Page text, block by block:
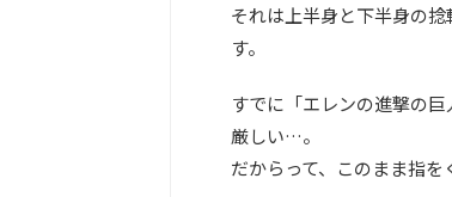
それは上半身と下半身の
す。
すでに「エレンの進撃の
厳しい…。
だからって、このまま指を